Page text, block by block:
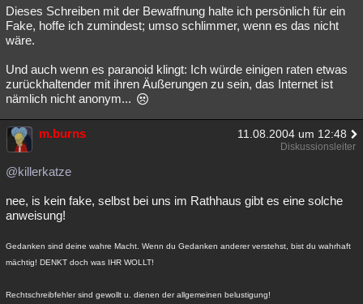
Dieses Schreiben mit der Bewaffnung halte ich persönlich für ein
Fake, hoffe ich zumindest; umso schlimmer, wenn es das nicht
wäre.
Und auch wenn es paranoid klingt: Ich würde einigen raten etwas
zurückhaltender mit ihren Äußerungen zu sein, das Internet ist
nämlich nicht anonym...
m.burns 11.08.2004 um 12:48
Diskussionsleiter
@killerkatze
nee, is kein fake, selbst bei uns im Rathhaus gibt es eine solche
anweisung!
Gedanken sind deine wahre Macht. Wenn du Gedanken anderer verstehst, bist du wahrhaft
mächtig! DENKT doch was IHR WOLLT!
Rechtschreibfehler sind gewollt u. dienen der allgemeinen belustigung!